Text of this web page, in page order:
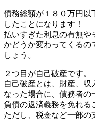
債務総額が１８０万円以
したことになります！
払いすぎた利息の有無や
かどうか変わってくるの
しょう。
２つ目が自己破産です。
自己破産とは、財産、収
なった場合に、債務者の
負債の返済義務を免れる
ただし、税金など一部の